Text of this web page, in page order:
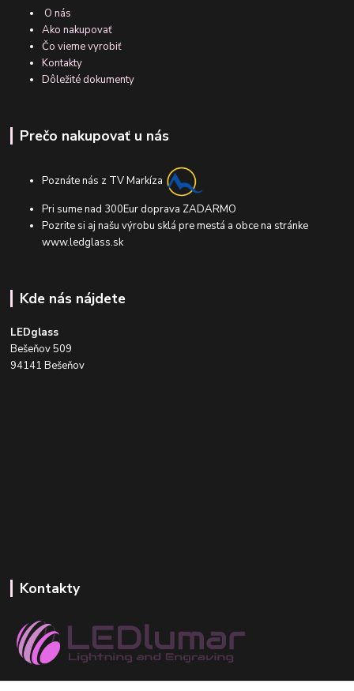
O nás
Ako nakupovať
Čo vieme vyrobiť
Kontakty
Dôležité dokumenty
Prečo nakupovať u nás
Poznáte nás z TV Markíza
Pri sume nad 300Eur doprava ZADARMO
Pozrite si aj našu výrobu sklá pre mestá a obce na stránke
www.ledglass.sk
Kde nás nájdete
LEDglass
Bešeňov 509
94141 Bešeňov
Kontakty